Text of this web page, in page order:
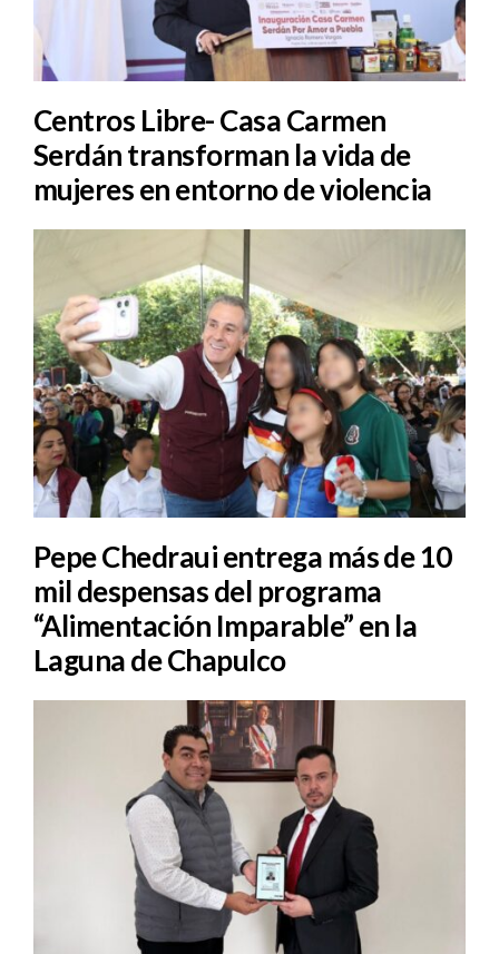
Centros Libre- Casa Carmen
Serdán transforman la vida de
mujeres en entorno de violencia
Pepe Chedraui entrega más de 10
mil despensas del programa
“Alimentación Imparable” en la
Laguna de Chapulco